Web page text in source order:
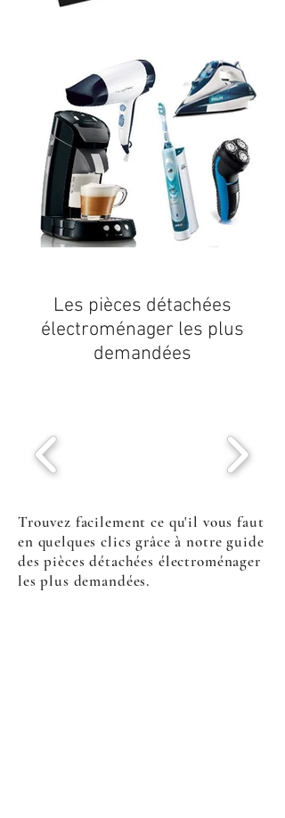
Les pièces détachées
électroménager les plus
demandées
Trouvez facilement ce qu'il vous faut
en quelques clics grâce à notre guide
des pièces détachées électroménager
les plus demandées.